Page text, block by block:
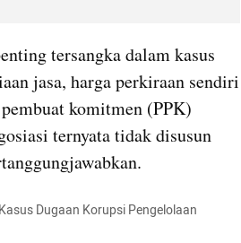
tersangka dalam kasus
jasa, harga perkiraan sendiri
komitmen (PPK)
ternyata tidak disusun
Dugaan Korupsi Pengelolaan